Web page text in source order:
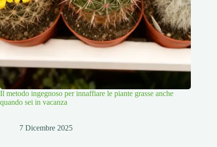
Il metodo ingegnoso per innaffiare le piante grasse anche
quando sei in vacanza
7 Dicembre 2025